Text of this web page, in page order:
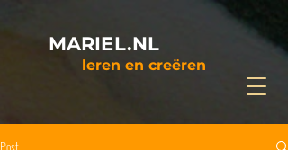
MARIEL.NL
leren en creëren